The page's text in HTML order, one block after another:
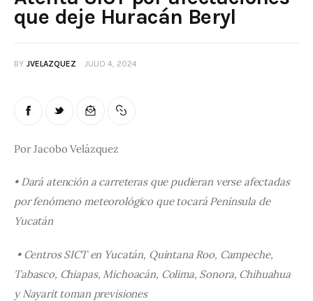
que deje Huracán Beryl
BY JVELAZQUEZ JULIO 4, 2024
Por Jacobo Velázquez
• Dará atención a carreteras que pudieran verse afectadas
por fenómeno meteorológico que tocará Península de
Yucatán
• Centros SICT en Yucatán, Quintana Roo, Campeche,
Tabasco, Chiapas, Michoacán, Colima, Sonora, Chihuahua
y Nayarit toman previsiones